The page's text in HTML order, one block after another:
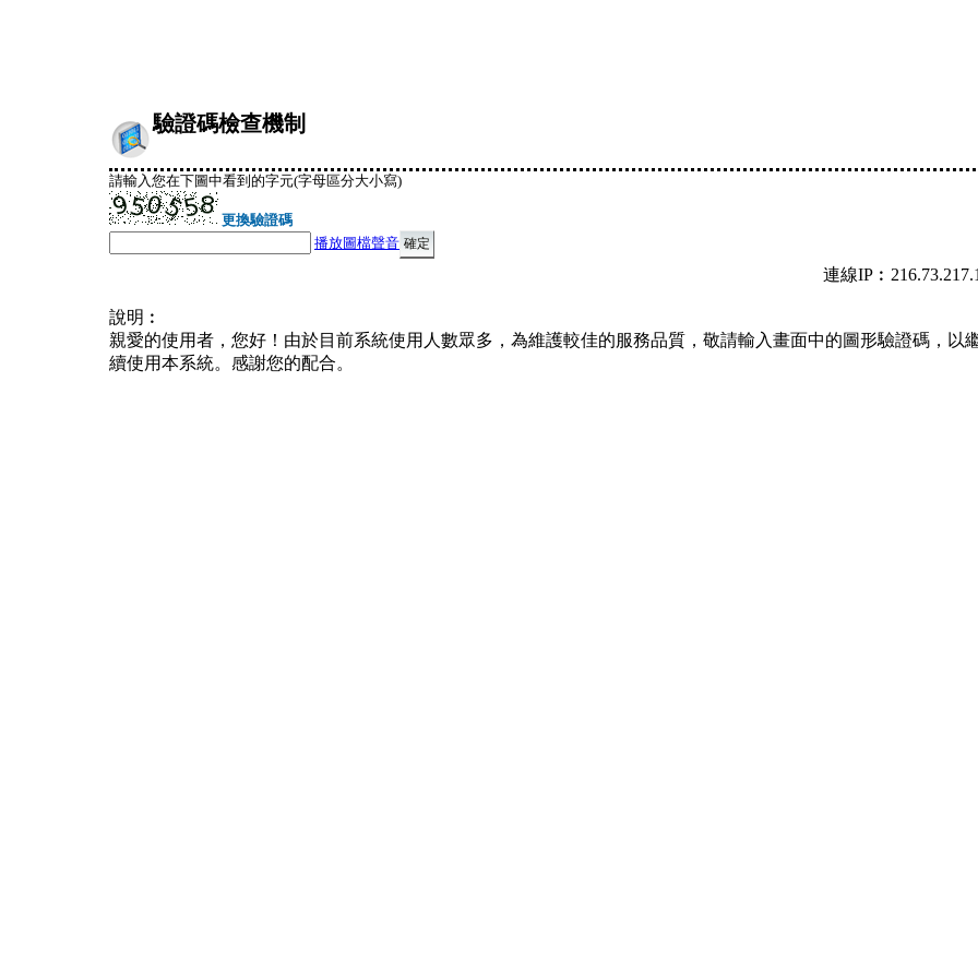
驗證碼檢查機制
請輸入您在下圖中看到的字元(字母區分大小寫)
更換驗證碼
播放圖檔聲音
連線
說明︰
親愛的使用者，您好！由於目前系統使用人數眾多，為維護較佳的服務品質，敬請輸入畫面中的圖形驗證碼，以
續使用本系統。感謝您的配合。